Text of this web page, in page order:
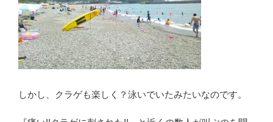
しかし、クラゲも楽しく？泳いでいたみたいなのです。